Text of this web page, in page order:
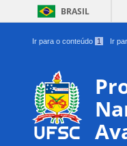
BRASIL
Ir para o conteúdo 1 Ir